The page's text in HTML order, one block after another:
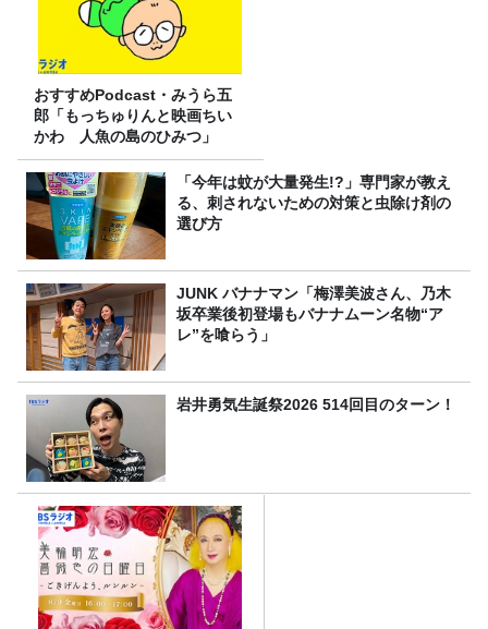
おすすめPodcast・みうら五
郎「もっちゅりんと映画ちい
かわ 人魚の島のひみつ」
「今年は蚊が大量発生!?」専門家が教え
る、刺されないための対策と虫除け剤の
選び方
JUNK バナナマン「梅澤美波さん、乃木
坂卒業後初登場もバナナムーン名物“ア
レ”を喰らう」
岩井勇気生誕祭2026 514回目のターン！